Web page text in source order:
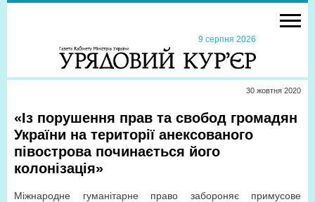
9 серпня 2026
30 жовтня 2020
«Із порушення прав та свобод громадян
України на території анексованого
півострова починається його
колонізація»
Міжнародне гуманітарне право забороняє примусове